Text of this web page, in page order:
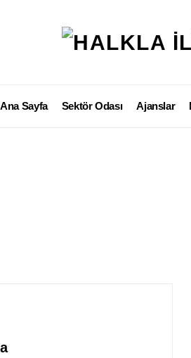
Ana Sayfa Sektör Odası Ajanslar